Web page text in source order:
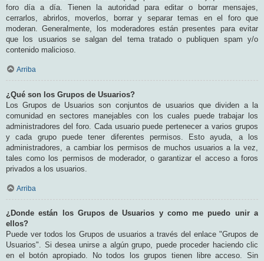
foro día a día. Tienen la autoridad para editar o borrar mensajes,
cerrarlos, abrirlos, moverlos, borrar y separar temas en el foro que
moderan. Generalmente, los moderadores están presentes para evitar
que los usuarios se salgan del tema tratado o publiquen spam y/o
contenido malicioso.
Arriba
¿Qué son los Grupos de Usuarios?
Los Grupos de Usuarios son conjuntos de usuarios que dividen a la
comunidad en sectores manejables con los cuales puede trabajar los
administradores del foro. Cada usuario puede pertenecer a varios grupos
y cada grupo puede tener diferentes permisos. Esto ayuda, a los
administradores, a cambiar los permisos de muchos usuarios a la vez,
tales como los permisos de moderador, o garantizar el acceso a foros
privados a los usuarios.
Arriba
¿Donde están los Grupos de Usuarios y como me puedo unir a
ellos?
Puede ver todos los Grupos de usuarios a través del enlace "Grupos de
Usuarios". Si desea unirse a algún grupo, puede proceder haciendo clic
en el botón apropiado. No todos los grupos tienen libre acceso. Sin